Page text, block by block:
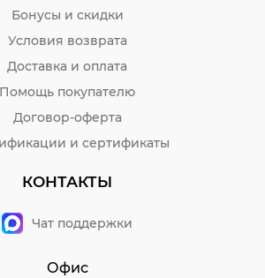
Бонусы и скидки
Условия возврата
Доставка и оплата
Помощь покупателю
Договор-оферта
и сертификаты
КОНТАКТЫ
Чат поддержки
Офис